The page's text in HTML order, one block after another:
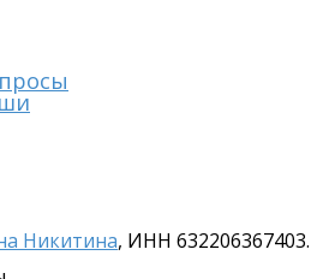
Никитина, ИНН 632206367403.